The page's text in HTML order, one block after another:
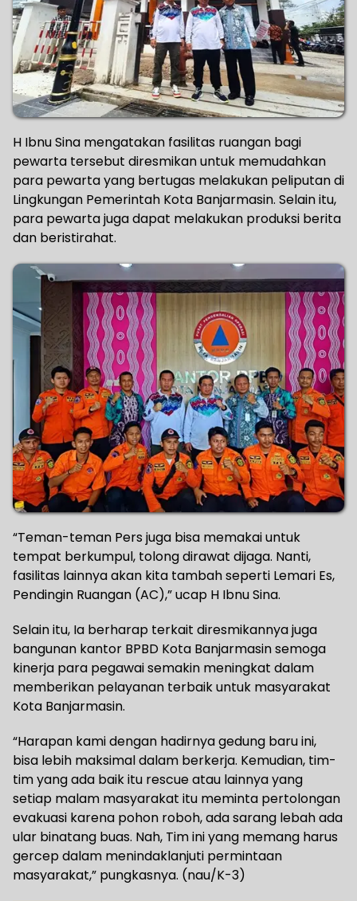
H Ibnu Sina mengatakan fasilitas ruangan bagi
pewarta tersebut diresmikan untuk memudahkan
para pewarta yang bertugas melakukan peliputan di
Lingkungan Pemerintah Kota Banjarmasin. Selain itu,
para pewarta juga dapat melakukan produksi berita
dan beristirahat.
“Teman-teman Pers juga bisa memakai untuk
tempat berkumpul, tolong dirawat dijaga. Nanti,
fasilitas lainnya akan kita tambah seperti Lemari Es,
Pendingin Ruangan (AC),” ucap H Ibnu Sina.
Selain itu, Ia berharap terkait diresmikannya juga
bangunan kantor BPBD Kota Banjarmasin semoga
kinerja para pegawai semakin meningkat dalam
memberikan pelayanan terbaik untuk masyarakat
Kota Banjarmasin.
“Harapan kami dengan hadirnya gedung baru ini,
bisa lebih maksimal dalam berkerja. Kemudian, tim-
tim yang ada baik itu rescue atau lainnya yang
setiap malam masyarakat itu meminta pertolongan
evakuasi karena pohon roboh, ada sarang lebah ada
ular binatang buas. Nah, Tim ini yang memang harus
gercep dalam menindaklanjuti permintaan
masyarakat,” pungkasnya. (nau/K-3)